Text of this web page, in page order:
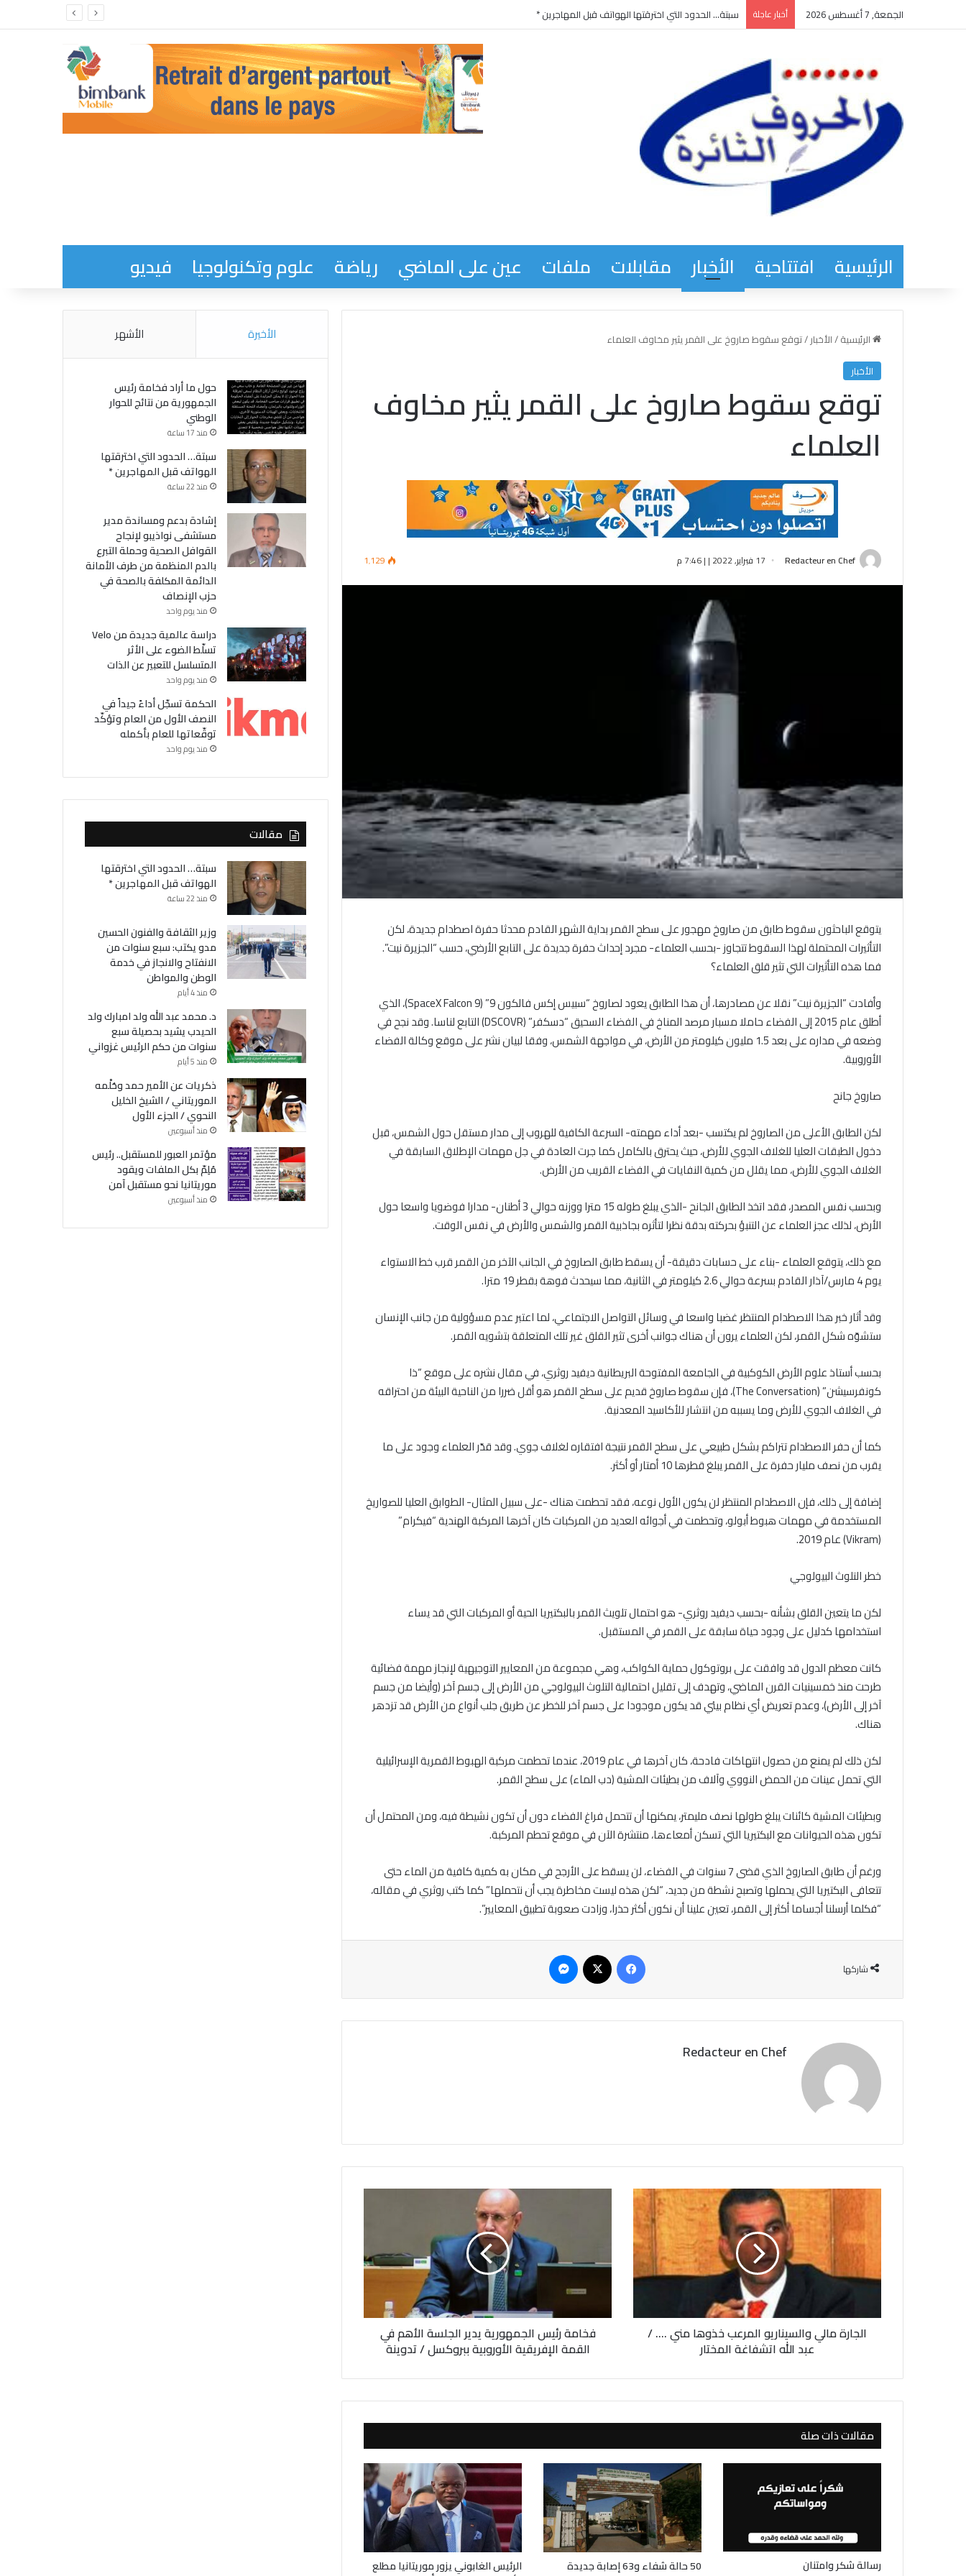
الجمعة, 7 أغسطس 2026 أخبار عاجلة سبتة… الحدود التي اخترقتها الهواتف قبل المهاجرين *
الرئيسية افتتاحية الأخبار مقابلات ملفات عين على الماضي رياضة علوم وتكنولوجيا فيديو
الرئيسية/الأخبار/توقع سقوط صاروخ على القمر يثير مخاوف العلماء
الأخبار
توقع سقوط صاروخ على القمر يثير مخاوف
العلماء
Redacteur en Chef 17 فبراير, 2022 | | 7:46 م 1٬129
يتوقع الباحثون سقوط طابق من صاروخ مهجور على سطح القمر بداية الشهر القادم محدثا حفرة اصطدام جديدة، لكن
التأثيرات المحتملة لهذا السقوط تتجاوز -بحسب العلماء- مجرد إحداث حفرة جديدة على التابع الأرضي، حسب “الجزيرة نيت”.
فما هذه التأثيرات التي تثير قلق العلماء؟
وأفادت “الجزيرة نيت” نقلا عن مصادرها، أن هذا الطابق يعود لصاروخ “سبيس إكس فالكون 9” (SpaceX Falcon 9)، الذي
أطلق عام 2015 إلى الفضاء حاملا مسبار مرصد المناخ في الفضاء السحيق “دسكفر” (DSCOVR) التابع لناسا. وقد نجح في
وضعه في مداره على بعد 1.5 مليون كيلومتر من الأرض، في مواجهة الشمس، وفقا لبيان نشر على موقع وكالة الفضاء
الأوروبية.
صاروخ جانح
لكن الطابق الأعلى من الصاروخ لم يكتسب -بعد أداء مهمته- السرعة الكافية للهروب إلى مدار مستقل حول الشمس، قبل
دخول الطبقات العليا للغلاف الجوي للأرض، حيث يحترق بالكامل كما جرت العادة في جل مهمات الإطلاق السابقة في
الغلاف الجوي للأرض، مما يقلل من كمية النفايات في الفضاء القريب من الأرض.
وبحسب نفس المصدر، فقد اتخذ الطابق الجانح -الذي يبلغ طوله 15 مترا ووزنه حوالي 3 أطنان- مدارا فوضويا واسعا حول
الأرض، لذلك عجز العلماء عن التنبؤ بحركته بدقة نظرا لتأثره بجاذبية القمر والشمس والأرض في نفس الوقت.
مع ذلك، يتوقع العلماء -بناء على حسابات دقيقة- أن يسقط طابق الصاروخ في الجانب الآخر من القمر قرب خط الاستواء
يوم 4 مارس/آذار القادم بسرعة حوالي 2.6 كيلومتر في الثانية، مما سيحدث فوهة بقطر 19 مترا.
وقد أثار خبر هذا الاصطدام المنتظر غضبا واسعا في وسائل التواصل الاجتماعي، لما اعتبر عدم مسؤولية من جانب الإنسان
ستشوّه شكل القمر، لكن العلماء يرون أن هناك جوانب أخرى تثير القلق غير تلك المتعلقة بتشويه القمر.
بحسب أستاذ علوم الأرض الكوكبية في الجامعة المفتوحة البريطانية ديفيد روثري، في مقال نشره على موقع “ذا
كونفرسيشن” (The Conversation)، فإن سقوط صاروخ قديم على سطح القمر هو أقل ضررا من الناحية البيئة من احتراقه
في الغلاف الجوي للأرض وما يسببه من انتشار للأكاسيد المعدنية.
كما أن حفر الاصطدام تتراكم بشكل طبيعي على سطح القمر نتيجة افتقاره لغلاف جوي. وقد قدّر العلماء وجود على ما
يقرب من نصف مليار حفرة على القمر يبلغ قطرها 10 أمتار أو أكثر.
إضافة إلى ذلك، فإن الاصطدام المنتظر لن يكون الأول نوعه، فقد تحطمت هناك -على سبيل المثال- الطوابق العليا للصواريخ
المستخدمة في مهمات هبوط أبولو، وتحطمت في أجوائه العديد من المركبات كان آخرها المركبة الهندية “فيكرام”
(Vikram) عام 2019.
خطر التلوث البيولوجي
لكن ما يتعين القلق بشأنه -بحسب ديفيد روثري- هو احتمال تلويث القمر بالبكتيريا الحية أو المركبات التي قد يساء
استخدامها كدليل على وجود حياة سابقة على القمر في المستقبل.
كانت معظم الدول قد وافقت على بروتوكول حماية الكواكب، وهي مجموعة من المعايير التوجيهية لإنجاز مهمة فضائية
طرحت منذ خمسينيات القرن الماضي، وتهدف إلى تقليل احتمالية التلوث البيولوجي من الأرض إلى جسم آخر (وأيضا من جسم
آخر إلى الأرض)، وعدم تعريض أي نظام بيئي قد يكون موجودا على جسم آخر للخطر عن طريق جلب أنواع من الأرض قد تزدهر
هناك.
لكن ذلك لم يمنع من حصول انتهاكات فادحة، كان آخرها في عام 2019، عندما تحطمت مركبة الهبوط القمرية الإسرائيلية
التي تحمل عينات من الحمض النووي وآلاف من بطيئات المشية (دب الماء) على سطح القمر.
وبطيئات المشية كائنات يبلغ طولها نصف مليمتر، يمكنها أن تتحمل فراغ الفضاء دون أن تكون نشيطة فيه، ومن المحتمل أن
تكون هذه الحيوانات مع البكتيريا التي تسكن أمعاءها، منتشرة الآن في موقع تحطم المركبة.
ورغم أن طابق الصاروخ الذي قضى 7 سنوات في الفضاء، لن يسقط على الأرجح في مكان به كمية كافية من الماء حتى
تتعافى البكتيريا التي يحملها وتصبح نشطة من جديد، “لكن هذه ليست مخاطرة يجب أن نتحملها” كما كتب روثري في مقاله،
“فكلما أرسلنا أجساما أكثر إلى القمر، تعين علينا أن نكون أكثر حذرا، وزادت صعوبة تطبيق المعايير”.
شاركها
Redacteur en Chef
ة
م
ل
ل
ي
ن
ر
ي
الجارة مالي والسيناريو المرعب خذوها مني .... /
عبد الله اتشفاغة المختار
ر
س
م
و
ر
ة
ي
د
ي
ر
ا
ج
فخامة رئيس الجمهورية يدير الجلسة الأهم في
القمة الإفريقية الأوروبية ببروكسل / تدوينة
مقالات ذات صلة
رسالة شكر وامتنان 50 حالة شفاء و63 إصابة جديدة الرئيس الغابوني يزور موريتانيا مطلع
الأخيرة الأشهر
حول ما أراد فخامة رئيس
الجمهورية من نتائج للحوار
الوطني
منذ 17 ساعة
سبتة… الحدود التي اخترقتها
الهواتف قبل المهاجرين *
منذ 22 ساعة
إشادة بدعم ومساندة مدير
مستشفى نواذيبو لإنجاح
القوافل الصحية وحملة التبرع
بالدم المنظمة من طرف الأمانة
الدائمة المكلفة بالصحة في
حزب الإنصاف
منذ يوم واحد
دراسة عالمية جديدة من Velo
تسلّط الضوء على الأثر
المتسلسل للتعبير عن الذات
منذ يوم واحد
الحكمة تسجّل أداءً جيداً في
النصف الأول من العام وتؤكّد
توقّعاتها للعام بأكمله
منذ يوم واحد
مقالات
سبتة… الحدود التي اخترقتها
الهواتف قبل المهاجرين *
منذ 22 ساعة
وزير الثقافة والفنون الحسين
مدو يكتب: سبع سنوات من
الانفتاح والانجاز في خدمة
الوطن والمواطن
منذ 4 أيام
د. محمد عبد الله ولد امبارك ولد
الحيدب يشيد بحصيلة سبع
سنوات من حكم الرئيس غزواني
منذ 5 أيام
ذكريات عن الأمير حمد وحُلْمه
الموريتاني / الشيخ الخليل
النحوي / الجزء الأول
منذ أسبوعين
مؤتمر العبور للمستقبل.. رئيس
مُلِمّ بكل الملفات ويقود
موريتانيا نحو مستقبل آمن
منذ أسبوعين